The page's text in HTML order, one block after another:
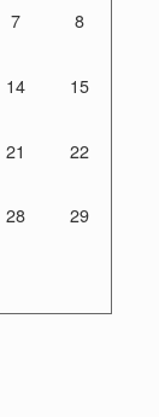
7 8
14 15
21 22
28 29